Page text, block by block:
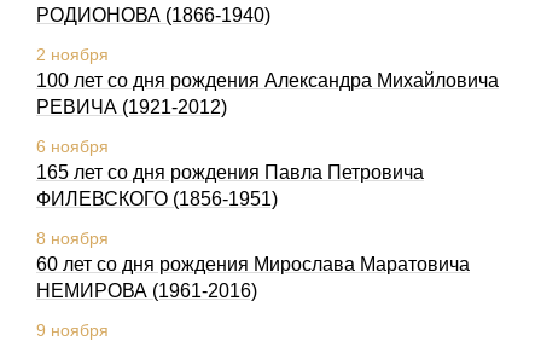
РОДИОHОВА (1866-1940)
2 ноября
100 лет со дня рождения Александра Михайловича
РЕВИЧА (1921-2012)
6 ноября
165 лет со дня рождения Павла Петровича
ФИЛЕВСКОГО (1856-1951)
8 ноября
60 лет со дня рождения Мирослава Маратовича
НЕМИРОВА (1961-2016)
9 ноября